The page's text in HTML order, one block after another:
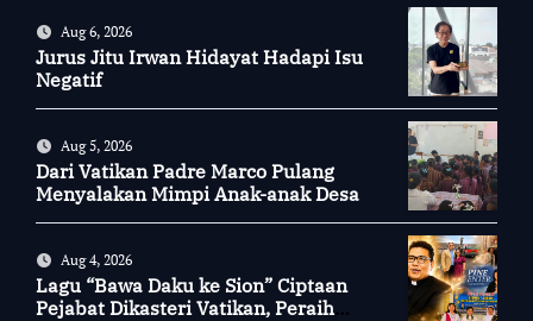
Aug 6, 2026
Jurus Jitu Irwan Hidayat Hadapi Isu
Negatif
Aug 5, 2026
Dari Vatikan Padre Marco Pulang
Menyalakan Mimpi Anak-anak Desa
Aug 4, 2026
Lagu “Bawa Daku ke Sion” Ciptaan
Pejabat Dikasteri Vatikan, Peraih